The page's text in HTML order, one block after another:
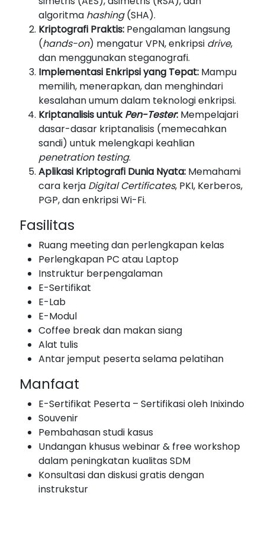
algoritma hashing(SHA).
Kriptografi Praktis: Pengalaman langsung
(hands-on) mengatur VPN, enkripsi drive,
dan menggunakan steganografi.
Implementasi Enkripsi yang Tepat: Mampu
memilih, menerapkan, dan menghindari
kesalahan umum dalam teknologi enkripsi.
Kriptanalisis untukPen-Tester: Mempelajari
dasar-dasar kriptanalisis (memecahkan
sandi) untuk melengkapi keahlian
penetration testing.
Aplikasi Kriptografi Dunia Nyata: Memahami
cara kerja Digital Certificates, PKI, Kerberos,
PGP, dan enkripsi Wi-Fi.
Fasilitas
Ruang meeting dan perlengkapan kelas
Perlengkapan PC atau Laptop
Instruktur berpengalaman
E-Sertifikat
E-Lab
E-Modul
Coffee break dan makan siang
Alat tulis
Antar jemput peserta selama pelatihan
Manfaat
E-Sertifikat Peserta – Sertifikasi oleh Inixindo
Souvenir
Pembahasan studi kasus
Undangan khusus webinar & free workshop
dalam peningkatan kualitas SDM
Konsultasi dan diskusi gratis dengan
instrukstur